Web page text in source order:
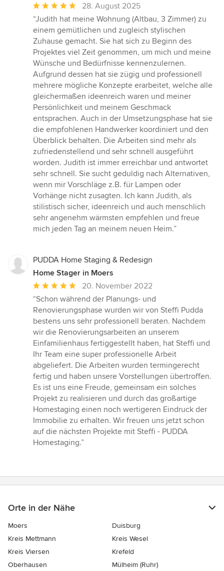
Durchschnittliche
Bewertung:
5
von
5
Sternen
28. August 2025
“Judith hat meine Wohnung (Altbau, 3 Zimmer) zu
einem gemütlichen und zugleich stylischen
Zuhause gemacht. Sie hat sich zu Beginn des
Projektes viel Zeit genommen, um mich und meine
Wünsche und Bedürfnisse kennenzulernen.
Aufgrund dessen hat sie zügig und professionell
mehrere mögliche Konzepte erarbeitet, welche alle
gleichermaßen ideenreich waren und meiner
Persönlichkeit und meinem Geschmack
entsprachen. Auch in der Umsetzungsphase hat sie
die empfohlenen Handwerker koordiniert und den
Überblick behalten. Die Arbeiten sind mehr als
zufriedenstellend und sehr schnell ausgeführt
worden. Judith ist immer erreichbar und antwortet
sehr schnell. Sie sucht geduldig nach Alternativen,
wenn mir Vorschläge z.B. für Lampen oder
Vorhänge nicht zusagten. Ich kann Judith, als
stilistisch sicher, ideenreich und auch menschlich
sehr angenehm wärmsten empfehlen und freue
mich jeden Tag an meinem neuen Heim.”
PUDDA Home Staging & Redesign
Home Stager in Moers
Durchschnittliche
Bewertung:
5
von
5
Sternen
20. November 2022
“Schon während der Planungs- und
Renovierungsphase wurden wir von Steffi Pudda
bestens uns sehr professionell beraten. Nachdem
wir die Renovierungsarbeiten an unserem
Einfamilienhaus fertiggestellt haben, hat Steffi und
Ihr Team eine super professionelle Arbeit
abgeliefert. Die Arbeiten wurden termingerecht
fertig und haben unsere Vorstellungen übertroffen.
Es ist uns eine Freude, gemeinsam ein solches
Projekt zu realisieren und durch das großartige
Homestaging einen noch wertigeren Eindruck der
Immobilie zu erhalten. Wir freuen uns jetzt schon
auf die nächsten Projekte mit Steffi - PUDDA
Homestaging.”
Orte in der Nähe
Moers
Duisburg
Kreis Mettmann
Kreis Wesel
Kreis Viersen
Krefeld
Oberhausen
Mülheim (Ruhr)